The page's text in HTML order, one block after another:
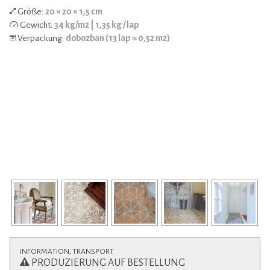
Größe: 20 × 20 × 1,5 cm
Gewicht: 34 kg/m2 | 1,35 kg / lap
Verpackung: dobozban (13 lap ≈ 0,52 m2)
INFORMATION, TRANSPORT
PRODUZIERUNG AUF BESTELLUNG